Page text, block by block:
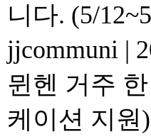
니다. (5/
jjcommuni |
뮌헨 거주
케이션 지원)